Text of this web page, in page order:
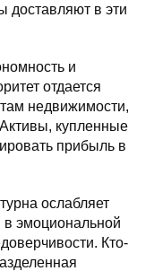
доставляют в эти
и
отдается
недвижимости,
купленные
прибыль в
ослабляет
эмоциональной
Кто-